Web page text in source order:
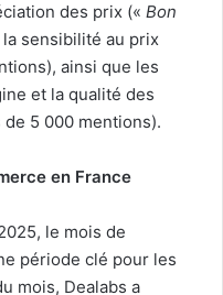
des prix (« Bon
sensibilité au prix
ainsi que les
et la qualité des
de 5 000 mentions).
en France
le mois de
période clé pour les
mois, Dealabs a